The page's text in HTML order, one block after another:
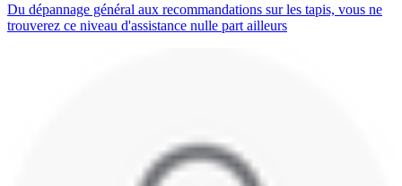
Du dépannage général aux recommandations sur les tapis, vous ne
trouverez ce niveau d'assistance nulle part ailleurs